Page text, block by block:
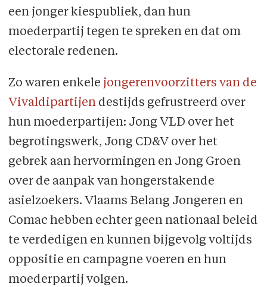
een jonger kies­publiek, dan hun
moederpartij tegen te spreken en dat om
electorale redenen.
Zo waren enkele jongerenvoorzitters van de
Vivaldipartijendestijds gefrustreerd over
hun moederpartijen: Jong VLD over het
begrotingswerk, Jong CD&V over het
gebrek aan hervormingen en Jong Groen
over de aanpak van hongerstakende
asielzoekers. Vlaams Belang Jongeren en
Comac hebben echter geen nationaal beleid
te verdedigen en kunnen bijgevolg voltijds
oppositie en campagne voeren en hun
moederpartij volgen.